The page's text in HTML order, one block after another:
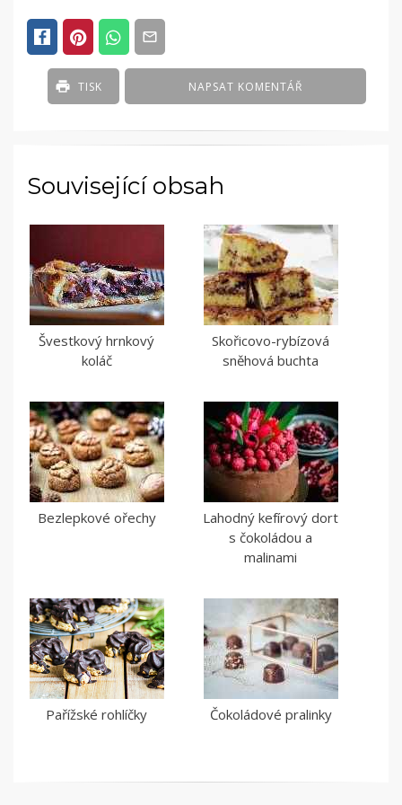
NAPSAT KOMENTÁŘ
TISK
Související obsah
Švestkový hrnkový
koláč
Skořicovo-rybízová
sněhová buchta
Bezlepkové ořechy
Lahodný kefírový dort
s čokoládou a
malinami
Pařížské rohlíčky Čokoládové pralinky